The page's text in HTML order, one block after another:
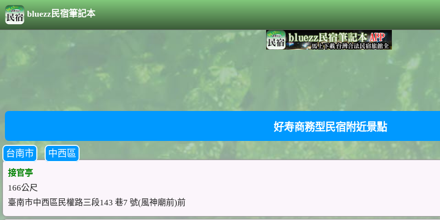
bluezz民宿筆記本
好寿商務型民宿附近景點
台南市 中西區
接官亭
166公尺
臺南市中西區民權路三段143 巷7 號(風神廟前)前